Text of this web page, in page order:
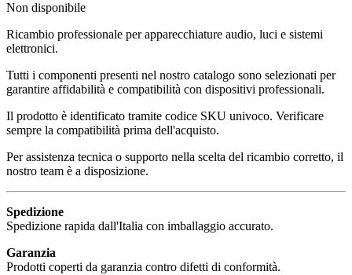
Non disponibile
Ricambio professionale per apparecchiature audio, luci e sistemi
elettronici.
Tutti i componenti presenti nel nostro catalogo sono selezionati per
garantire affidabilità e compatibilità con dispositivi professionali.
Il prodotto è identificato tramite codice SKU univoco. Verificare
sempre la compatibilità prima dell'acquisto.
Per assistenza tecnica o supporto nella scelta del ricambio corretto, il
nostro team è a disposizione.
Spedizione
Spedizione rapida dall'Italia con imballaggio accurato.
Garanzia
Prodotti coperti da garanzia contro difetti di conformità.